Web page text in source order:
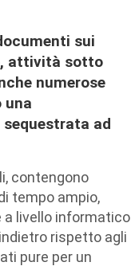
sui
attività sotto
numerose
una
ad
contengono
tempo ampio,
a livello informatico
rispetto agli
pure per un